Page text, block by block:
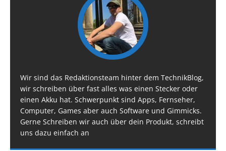
Wir sind das Redaktionsteam hinter dem TechnikBlog,
wir schreiben über fast alles was einen Stecker oder
einen Akku hat. Schwerpunkt sind Apps, Fernseher,
Computer, Games aber auch Software und Gimmicks.
Gerne Schreiben wir auch über dein Produkt, schreibt
uns dazu einfach an